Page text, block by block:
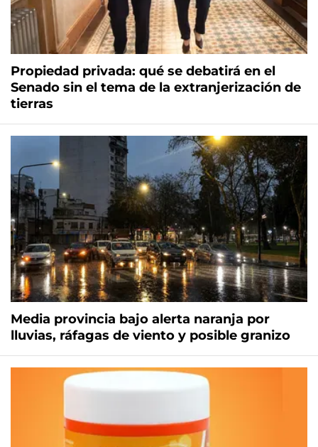
Propiedad privada: qué se debatirá en el
Senado sin el tema de la extranjerización de
tierras
Media provincia bajo alerta naranja por
lluvias, ráfagas de viento y posible granizo